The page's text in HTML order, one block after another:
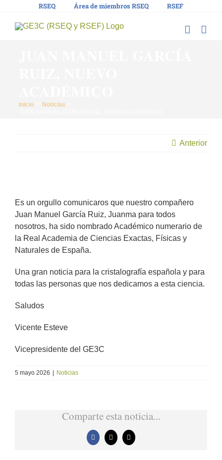
contenido
RSEQ Área de miembros RSEQ RSEF
Inicio
Noticias
Anterior
imagen
más
grande
Es un orgullo comunicaros que nuestro compañero
Juan Manuel García Ruiz, Juanma para todos
nosotros, ha sido nombrado Académico numerario de
la Real Academia de Ciencias Exactas, Físicas y
Naturales de España.
Una gran noticia para la cristalografía española y para
todas las personas que nos dedicamos a esta ciencia.
Saludos
Vicente Esteve
Vicepresidente del GE3C
5 mayo 2026 | Noticias
Comparte esta noticia...
Facebook
X
Correo
electrónico